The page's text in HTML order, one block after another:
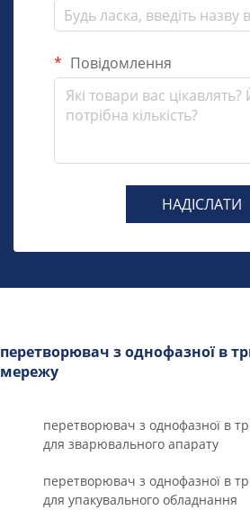
Повідомлення
НАДІСЛАТИ
перетворювач з однофазної в
мережу
перетворювач з однофазної в
для зварювального апарату
перетворювач з однофазної в
для упакувального обладнання